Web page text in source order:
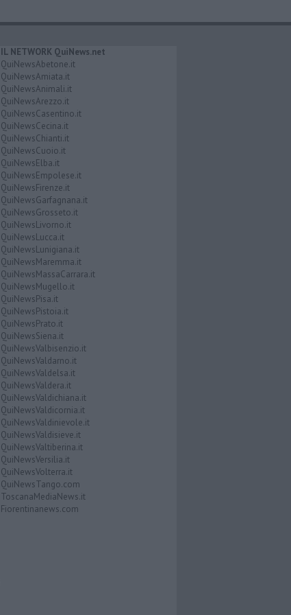
IL NETWORK QuiNews.net
QuiNewsAbetone.it
QuiNewsAmiata.it
QuiNewsAnimali.it
QuiNewsArezzo.it
QuiNewsCasentino.it
QuiNewsCecina.it
QuiNewsChianti.it
QuiNewsCuoio.it
QuiNewsElba.it
QuiNewsEmpolese.it
QuiNewsFirenze.it
QuiNewsGarfagnana.it
QuiNewsGrosseto.it
QuiNewsLivorno.it
QuiNewsLucca.it
QuiNewsLunigiana.it
QuiNewsMaremma.it
QuiNewsMassaCarrara.it
QuiNewsMugello.it
QuiNewsPisa.it
QuiNewsPistoia.it
QuiNewsPrato.it
QuiNewsSiena.it
QuiNewsValbisenzio.it
QuiNewsValdarno.it
QuiNewsValdelsa.it
QuiNewsValdera.it
QuiNewsValdichiana.it
QuiNewsValdicornia.it
QuiNewsValdinievole.it
QuiNewsValdisieve.it
QuiNewsValtiberina.it
QuiNewsVersilia.it
QuiNewsVolterra.it
QuiNewsTango.com
ToscanaMediaNews.it
Fiorentinanews.com